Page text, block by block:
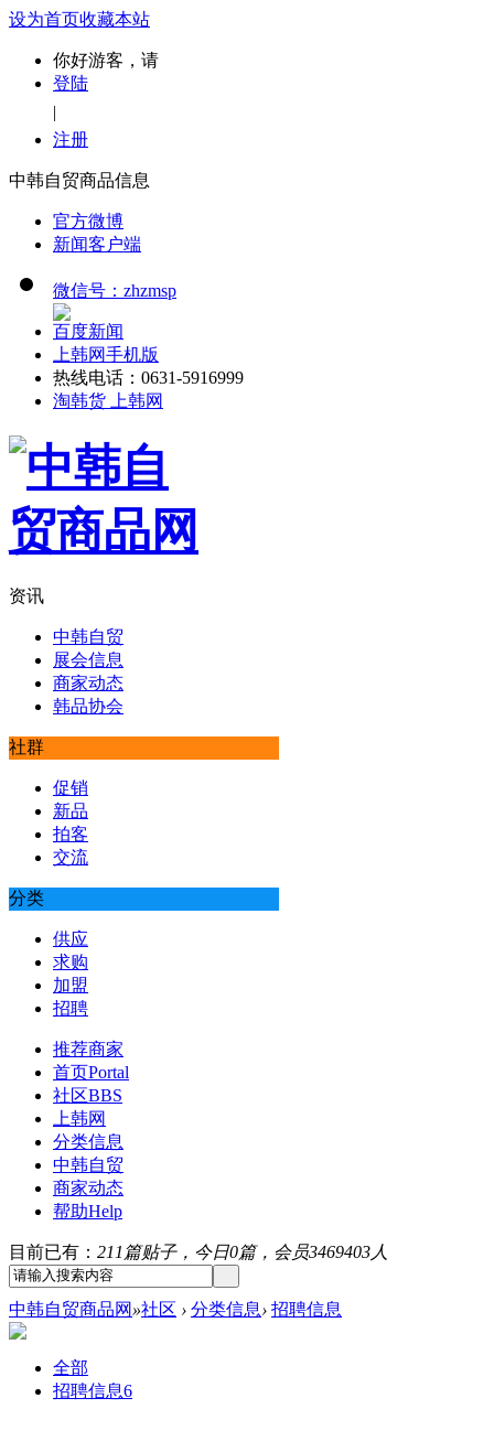
设为首页收藏本站
你好游客，请
登陆
|
注册
中韩自贸商品信息
官方微博
新闻客户端
微信号：zhzmsp
百度新闻
上韩网手机版
热线电话：0631-5916999
淘韩货 上韩网
资讯
中韩自贸
展会信息
商家动态
韩品协会
社群
促销
新品
拍客
交流
分类
供应
求购
加盟
招聘
推荐商家
首页Portal
社区BBS
上韩网
分类信息
中韩自贸
商家动态
帮助Help
目前已有： 211篇贴子，今日0篇，会员3469403人
中韩自贸商品网 »社区 › 分类信息› 招聘信息
全部
招聘信息6